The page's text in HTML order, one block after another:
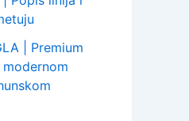
| Premium